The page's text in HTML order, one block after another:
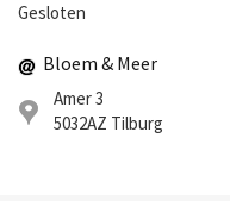
Gesloten
Bloem & Meer
Amer 3
5032AZ Tilburg